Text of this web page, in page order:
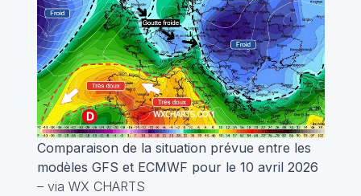
Comparaison de la situation prévue entre les
modèles GFS et ECMWF pour le 10 avril 2026
– via WX CHARTS